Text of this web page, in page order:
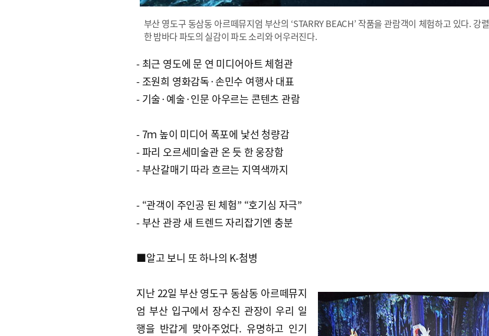
부산 영도구 동삼동 아르떼뮤지엄 부산의 ‘STARRY BEACH’ 작품을 관람객이 체험하고 있다. 강렬
한 밤바다 파도의 실감이 파도 소리와 어우러진다.
- 최근 영도에 문 연 미디어아트 체험관
- 조원희 영화감독·손민수 여행사 대표
- 기술·예술·인문 아우르는 콘텐츠 관람
- 7ｍ 높이 미디어 폭포에 낯선 청량감
- 파리 오르세미술관 온 듯 한 웅장함
- 부산갈매기 따라 흐르는 지역색까지
- “관객이 주인공 된 체험” “호기심 자극”
- 부산 관광 새 트렌드 자리잡기엔 충분
■알고 보니 또 하나의 K-첨병
지난 22일 부산 영도구 동삼동 아르떼뮤지
엄 부산 입구에서 장수진 관장이 우리 일
행을 반갑게 맞아주었다. 유명하고 인기